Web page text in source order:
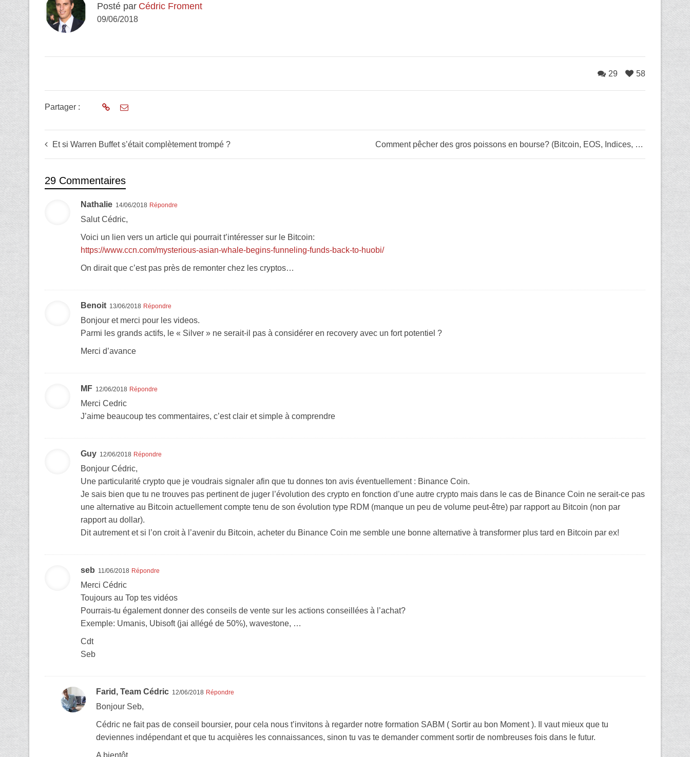
Posté par Cédric Froment
09/06/2018
58
29
Partager :
Et si Warren Buffet s’était complètement trompé ? Comment pêcher des gros poissons en bourse? (Bitcoin, EOS, Indices, Or)
29 Commentaires
Nathalie 14/06/2018 Répondre
Salut Cédric,
Voici un lien vers un article qui pourrait t’intéresser sur le Bitcoin:
https://www.ccn.com/mysterious-asian-whale-begins-funneling-funds-back-to-huobi/
On dirait que c’est pas près de remonter chez les cryptos…
Benoit 13/06/2018 Répondre
Bonjour et merci pour les videos.
Parmi les grands actifs, le « Silver » ne serait-il pas à considérer en recovery avec un fort potentiel ?
Merci d’avance
MF 12/06/2018 Répondre
Merci Cedric
J’aime beaucoup tes commentaires, c’est clair et simple à comprendre
Guy 12/06/2018 Répondre
Bonjour Cédric,
Une particularité crypto que je voudrais signaler afin que tu donnes ton avis éventuellement : Binance Coin.
Je sais bien que tu ne trouves pas pertinent de juger l’évolution des crypto en fonction d’une autre crypto mais dans le cas de Binance Coin ne serait-ce pas
une alternative au Bitcoin actuellement compte tenu de son évolution type RDM (manque un peu de volume peut-être) par rapport au Bitcoin (non par
rapport au dollar).
Dit autrement et si l’on croit à l’avenir du Bitcoin, acheter du Binance Coin me semble une bonne alternative à transformer plus tard en Bitcoin par ex!
seb 11/06/2018 Répondre
Merci Cédric
Toujours au Top tes vidéos
Pourrais-tu également donner des conseils de vente sur les actions conseillées à l’achat?
Exemple: Umanis, Ubisoft (jai allégé de 50%), wavestone, …
Cdt
Seb
Farid, Team Cédric 12/06/2018 Répondre
Bonjour Seb,
Cédric ne fait pas de conseil boursier, pour cela nous t’invitons à regarder notre formation SABM ( Sortir au bon Moment ). Il vaut mieux que tu
deviennes indépendant et que tu acquières les connaissances, sinon tu vas te demander comment sortir de nombreuses fois dans le futur.
A bientôt